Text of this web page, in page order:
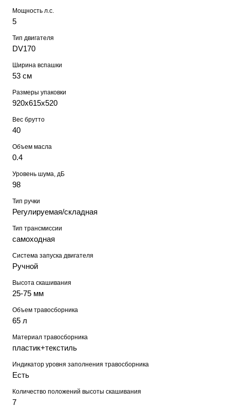
Мощность л.с.
5
Тип двигателя
DV170
Ширина вспашки
53 см
Размеры упаковки
920х615х520
Вес брутто
40
Объем масла
0.4
Уровень шума, дБ
98
Тип ручки
Регулируемая/складная
Тип трансмиссии
самоходная
Система запуска двигателя
Ручной
Высота скашивания
25-75 мм
Объем травосборника
65 л
Материал травосборника
пластик+текстиль
Индикатор уровня заполнения травосборника
Есть
Количество положений высоты скашивания
7